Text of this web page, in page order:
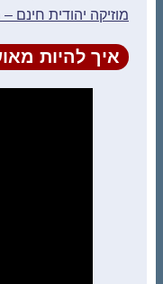
מוזיקה יהודית חינם
איך להיות